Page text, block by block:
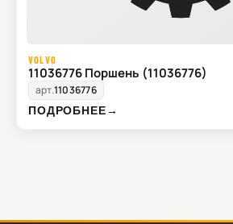
VOLVO
11036776 Поршень (11036776)
арт.11036776
ПОДРОБНЕЕ→